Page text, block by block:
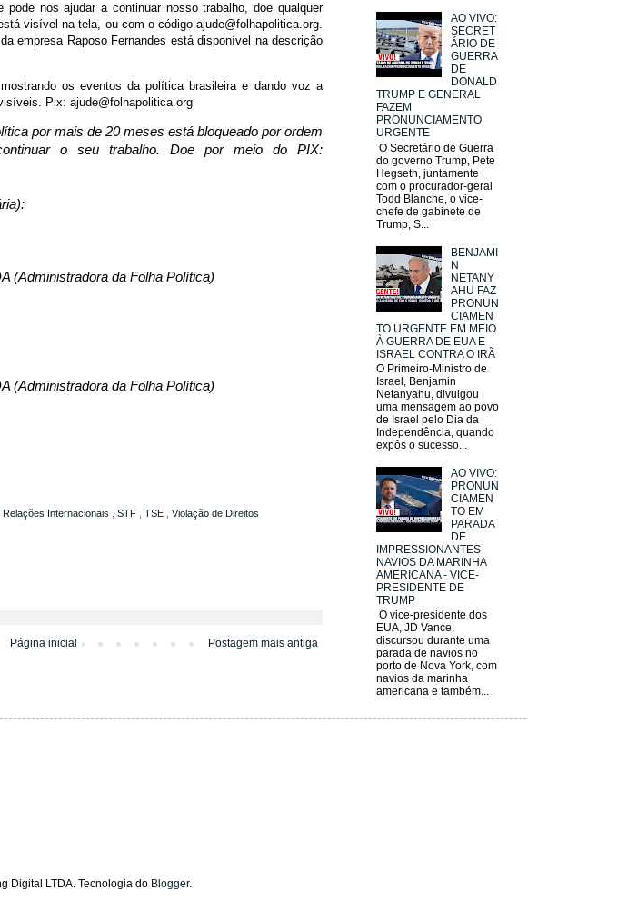
nos ajudar a continuar nosso trabalho, doe qualquer
visível na tela, ou com o código ajude@folhapolitica.org.
empresa Raposo Fernandes está disponível na descrição
os eventos da política brasileira e dando voz a
Pix: ajude@folhapolitica.org
por mais de 20 meses está bloqueado por ordem
o seu trabalho. Doe por meio do PIX:
(Administradora da Folha Política)
(Administradora da Folha Política)
Relações Internacionais STF TSE
Violação de Direitos
Postagem mais antiga
Página inicial
AO VIVO:
SECRET
ÁRIO DE
GUERRA
DE
DONALD
TRUMP E GENERAL
FAZEM
PRONUNCIAMENTO
URGENTE
O Secretário de Guerra
do governo Trump, Pete
Hegseth, juntamente
com o procurador-geral
Todd Blanche, o vice-
chefe de gabinete de
Trump, S...
BENJAMI
N
NETANY
AHU FAZ
PRONUN
CIAMEN
TO URGENTE EM MEIO
À GUERRA DE EUA E
ISRAEL CONTRA O IRÃ
O Primeiro-Ministro de
Israel, Benjamin
Netanyahu, divulgou
uma mensagem ao povo
de Israel pelo Dia da
Independência, quando
expôs o sucesso...
AO VIVO:
PRONUN
CIAMEN
TO EM
PARADA
DE
IMPRESSIONANTES
NAVIOS DA MARINHA
AMERICANA - VICE-
PRESIDENTE DE
TRUMP
O vice-presidente dos
EUA, JD Vance,
discursou durante uma
parada de navios no
porto de Nova York, com
navios da marinha
americana e também...
Digital LTDA. Tecnologia do Blogger.